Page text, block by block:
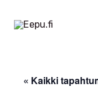
sisältöön
« Kaikki